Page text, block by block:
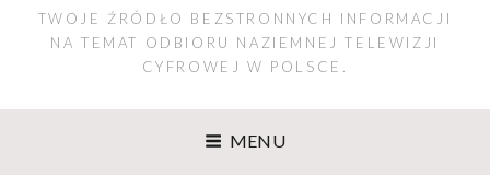
TWOJE ŹRÓDŁO BEZSTRONNYCH INFORMACJI
NA TEMAT ODBIORU NAZIEMNEJ TELEWIZJI
CYFROWEJ W POLSCE.
MENU